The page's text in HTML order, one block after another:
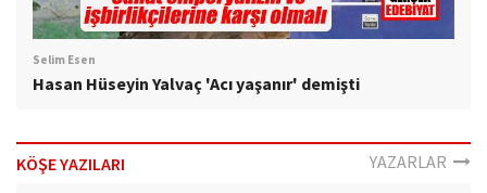
Selim Esen
Hasan Hüseyin Yalvaç 'Acı yaşanır' demişti
KÖŞE YAZILARI YAZARLAR